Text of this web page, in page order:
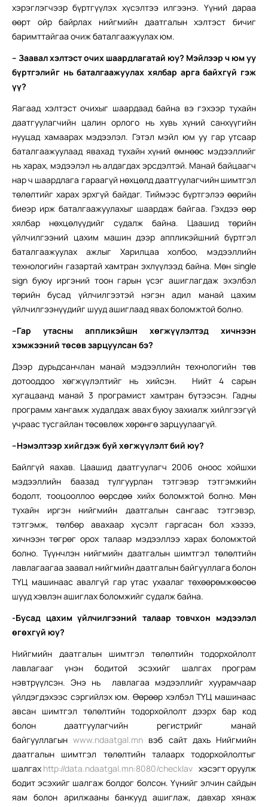
хэрэглэгчээр бүртгүүлэх хүсэлтээ илгээнэ. Үүний дараа
өөрт ойр байрлах нийгмийн даатгалын хэлтэст бичиг
баримттайгаа очиж баталгаажуулах юм.
– Заавал хэлтэст очих шаардлагатай юу? Мэйлээр ч юм уу
бүртгэлийг нь баталгаажуулах хялбар арга байхгүй гэж
үү?
Яагаад хэлтэст очихыг шаардаад байна вэ гэхээр тухайн
даатгуулагчийн цалин орлого нь хувь хүний санхүүгийн
нууцад хамаарах мэдээлэл. Гэтэл мэйл юм уу гар утсаар
баталгаажуулаад явахад тухайн хүний өмнөөс мэдээллийг
нь харах, мэдээлэл нь алдагдах эрсдэлтэй. Манай байцаагч
нар ч шаардлага гараагүй нөхцөлд даатгуулагчийн шимтгэл
төлөлтийг харах эрхгүй байдаг. Тиймээс бүртгэлээ өөрийн
биеэр ирж баталгаажуулахыг шаардаж байгаа. Гэхдээ өөр
хялбар нөхцөлүүдийг судалж байна. Цаашид төрийн
үйлчилгээний цахим машин дээр аппликэйшний бүртгэл
баталгаажуулах ажлыг Харилцаа холбоо, мэдээллийн
технологийн газартай хамтран эхлүүлээд байна. Мөн single
sign буюу иргэний тоон гарын үсэг ашиглагдаж эхэлбэл
төрийн бусад үйлчилгээтэй нэгэн адил манай цахим
үйлчилгээнүүдийг шууд ашиглаад явах боломжтой болно.
–Гар утасны аппликэйшн хөгжүүлэлтэд хичнээн
хэмжээний төсөв зарцуулсан бэ?
Дээр дурьдсанчлан манай мэдээллийн технологийн төв
дотооддоо хөгжүүлэлтийг нь хийсэн. Нийт 4 сарын
хугацаанд манай 3 програмист хамтран бүтээсэн. Гадны
программ хангамж худалдаж авах буюу захиалж хийлгээгүй
учраас тусгайлан төсөвлөж хөрөнгө зарцуулаагүй.
–Нэмэлтээр хийгдэж буй хөгжүүлэлт бий юу?
Байлгүй яахав. Цаашид даатгуулагч 2006 оноос хойшхи
мэдээллийн баазад тулгуурлан тэтгэвэр тэтгэмжийн
бодолт, тооцооллоо өөрсдөө хийх боломжтой болно. Мөн
тухайн иргэн нийгмийн даатгалын сангаас тэтгэвэр,
тэтгэмж, төлбөр авахаар хүсэлт гаргасан бол хэзээ,
хичнээн төгрөг орох талаар мэдээллээ харах боломжтой
болно. Түүнчлэн нийгмийн даатгалын шимтгэл төлөлтийн
лавлагаагаа заавал нийгмийн даатгалын байгууллага болон
ТҮЦ машинаас авалгүй гар утас ухаалаг төхөөрөмжөөсөө
шууд хэвлэн ашиглах боломжийг судалж байна.
-Бусад цахим үйлчилгээний талаар товчхон мэдээлэл
өгөхгүй юу?
Нийгмийн даатгалын шимтгэл төлөлтийн тодорхойлолт
лавлагааг үнэн бодитой эсэхийг шалгах програм
нэвтрүүлсэн. Энэ нь лавлагаа мэдээллийг хуурамчаар
үйлдэгдэхээс сэргийлэх юм. Өөрөөр хэлбэл ТҮЦ машинаас
авсан шимтгэл төлөлтийн тодорхойлолт дээрх бар код
болон даатгуулагчийн регистрийг манай
байгууллагынwww.ndaatgal.mn вэб сайт дахь Нийгмийн
даатгалын шимтгэл төлөлтийн талаарх тодорхойлолтыг
шалгах http://data.ndaatgal.mn:8080/checklav хэсэгт оруулж
бодит эсэхийг шалгаж болдог болсон. Үүнийг элчин сайдын
яам болон арилжааны банкууд ашиглаж, давхар хянаж